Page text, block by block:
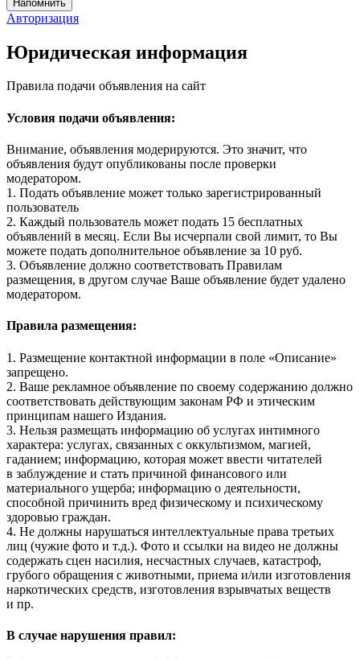
Авторизация
Юридическая информация
Правила подачи объявления на сайт
Условия подачи объявления:
Внимание, объявления модерируются. Это значит, что
объявления будут опубликованы после проверки
модератором.
1. Подать объявление может только зарегистрированный
пользователь
2. Каждый пользователь может подать 15 бесплатных
объявлений в месяц. Если Вы исчерпали свой лимит, то Вы
можете подать дополнительное объявление за 10 руб.
3. Объявление должно соответствовать Правилам
размещения, в другом случае Ваше объявление будет удалено
модератором.
Правила размещения:
1. Размещение контактной информации в поле «Описание»
запрещено.
2. Ваше рекламное объявление по своему содержанию должно
соответствовать действующим законам РФ и этическим
принципам нашего Издания.
3. Нельзя размещать информацию об услугах интимного
характера: услугах, связанных с оккультизмом, магией,
гаданием; информацию, которая может ввести читателей
в заблуждение и стать причиной финансового или
материального ущерба; информацию о деятельности,
способной причинить вред физическому и психическому
здоровью граждан.
4. Не должны нарушаться интеллектуальные права третьих
лиц (чужие фото и т.д.). Фото и ссылки на видео не должны
содержать сцен насилия, несчастных случаев, катастроф,
грубого обращения с животными, приема и/или изготовления
наркотических средств, изготовления взрывчатых веществ
и пр.
В случае нарушения правил: